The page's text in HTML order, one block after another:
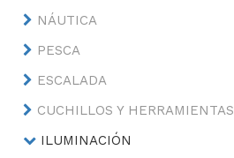
NÁUTICA
PESCA
ESCALADA
CUCHILLOS Y HERRAMIENTAS
ILUMINACIÓN